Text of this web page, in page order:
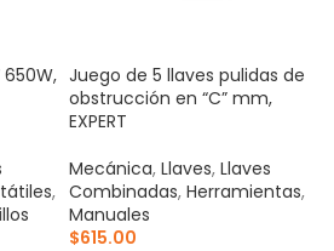
,
Juego de 5 llaves pulidas de
obstrucción en “C” mm,
EXPERT
Mecánica, Llaves, Llaves
Combinadas, Herramientas,
Manuales
$615.00